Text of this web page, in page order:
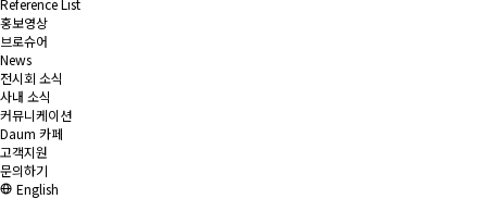
Reference List
홍보영상
브로슈어
News
전시회 소식
사내 소식
커뮤니케이션
Daum 카페
고객지원
문의하기
English